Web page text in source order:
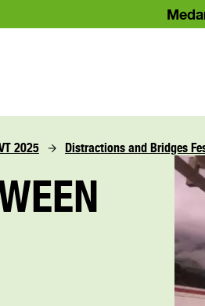
2025 Distractions and Bridges